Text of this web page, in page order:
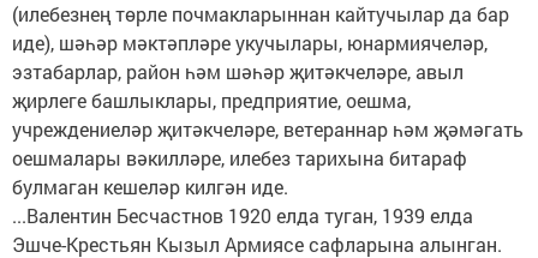
(илебезнең төрле почмакларыннан кайтучылар да бар
иде), шәһәр мәктәпләре укучылары, юнармиячеләр,
эзтабарлар, район һәм шәһәр җитәкчеләре, авыл
җирлеге башлыклары, предприятие, оешма,
учреждениеләр җитәкчеләре, ветераннар һәм җәмәгать
оешмалары вәкилләре, илебез тарихына битараф
булмаган кешеләр килгән иде.
...Валентин Бесчастнов 1920 елда туган, 1939 елда
Эшче-Крестьян Кызыл Армиясе сафларына алынган.